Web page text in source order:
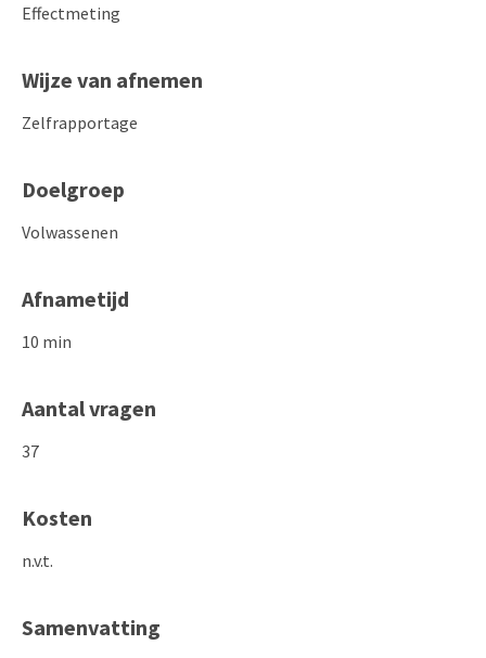
Effectmeting
Wijze van afnemen
Zelfrapportage
Doelgroep
Volwassenen
Afnametijd
10 min
Aantal vragen
37
Kosten
n.v.t.
Samenvatting